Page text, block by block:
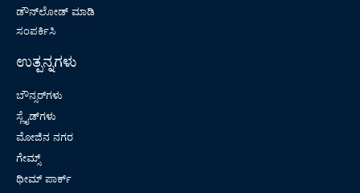
ಡೌನ್‌ಲೋಡ್ ಮಾಡಿ
ಸಂಪರ್ಕಿಸಿ
ಉತ್ಪನ್ನಗಳು
ಬೌನ್ಸರ್‌ಗಳು
ಸ್ಲೈಡ್‌ಗಳು
ಮೋಜಿನ ನಗರ
ಗೇಮ್ಸ್
ಥೀಮ್ ಪಾರ್ಕ್